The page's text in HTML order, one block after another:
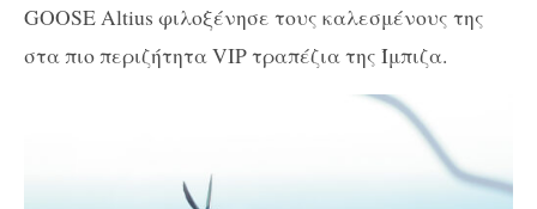
GOOSEAltius φιλοξένησε τους καλεσμένους της
στα πιο περιζήτηταVIPτραπέζια της Ίμπιζα.